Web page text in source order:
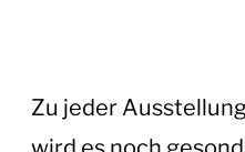
Zu jeder